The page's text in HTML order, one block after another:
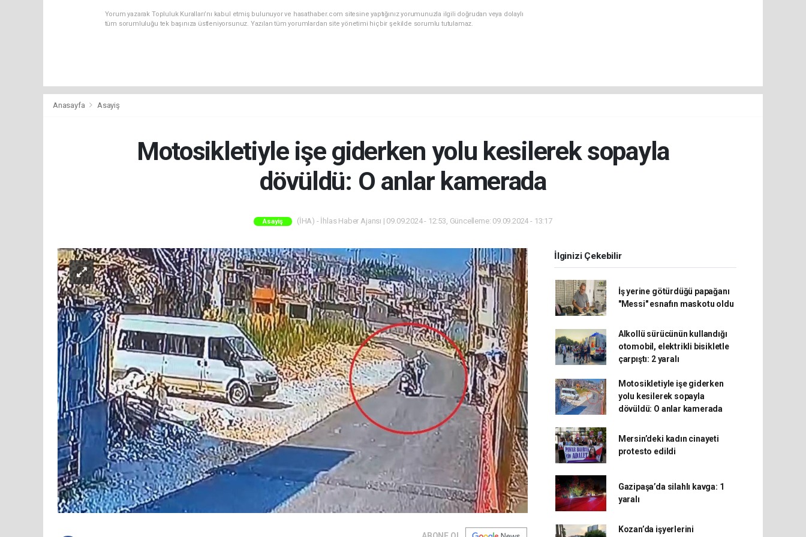
Yorum yazarak Topluluk Kuralları’nı kabul etmiş bulunuyor ve hasathaber.com sitesine yaptığınız yorumunuzla ilgili doğrudan veya dolaylı
tüm sorumluluğu tek başınıza üstleniyorsunuz. Yazılan tüm yorumlardan site yönetimi hiçbir şekilde sorumlu tutulamaz.
Anasayfa Asayiş
Motosikletiyle işe giderken yolu kesilerek sopayla
dövüldü: O anlar kamerada
Asayiş (İHA) - İhlas Haber Ajansı | 09.09.2024 - 12:53, Güncelleme: 09.09.2024 - 13:17
İlginizi Çekebilir
İş yerine götürdüğü papağanı
"Messi" esnafın maskotu oldu
Alkollü sürücünün kullandığı
otomobil, elektrikli bisikletle
çarpıştı: 2 yaralı
Motosikletiyle işe giderken
yolu kesilerek sopayla
dövüldü: O anlar kamerada
Mersin’deki kadın cinayeti
protesto edildi
Gazipaşa’da silahlı kavga: 1
yaralı
Kozan’da işyerlerini